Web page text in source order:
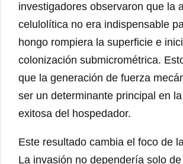
investigadores observaron que la
celulolítica no era indispensable
hongo rompiera la superficie e
colonización submicrométrica.
que la generación de fuerza
ser un determinante principal en
exitosa del hospedador.
Este resultado cambia el foco de
La invasión no dependería solo